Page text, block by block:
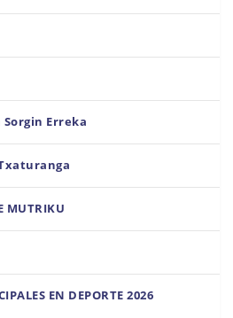
Sorgin Erreka
MUTRIKU
EN DEPORTE 2026